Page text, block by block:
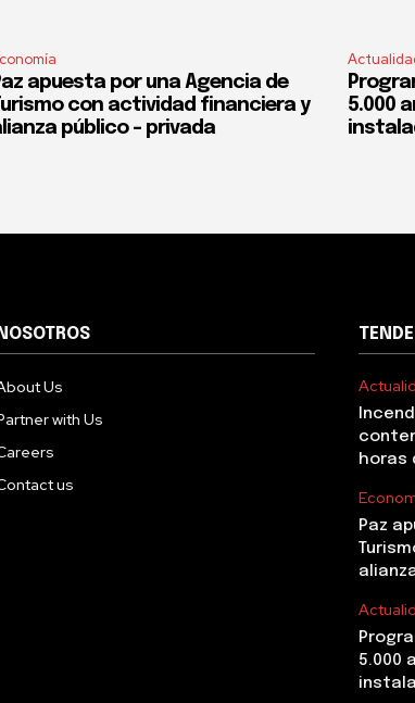
apuesta por una Agencia de
Turismo con actividad financiera y
público – privada
5.000
NOSOTROS
Us
with Us
us
horas
Paz
5.000